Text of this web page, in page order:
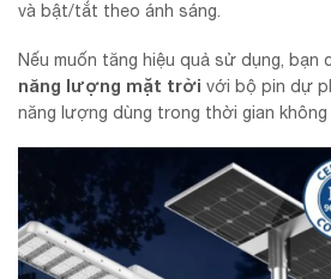
và bật/tắt theo ánh sáng.
Nếu muốn tăng hiệu quả sử dụng, bạn
năng lượng mặt trời với bộ pin dự
năng lượng dùng trong thời gian